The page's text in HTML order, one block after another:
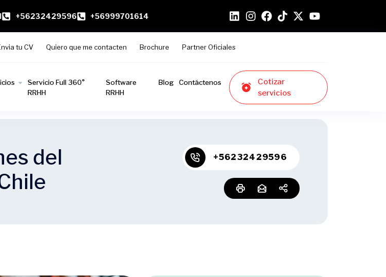
+56232429596 +56999701614
tu CV Quiero que me contacten Brochure Partner Oficiales
Servicio Full 360°
RRHH
Software
RRHH
Blog Contáctenos
Cotizar
servicios
del
+56232429596